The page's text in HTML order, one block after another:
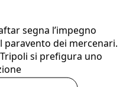
segna l’impegno
dei mercenari.
si prefigura uno